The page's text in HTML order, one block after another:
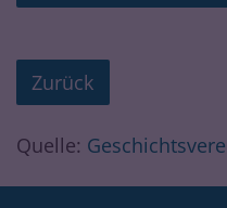
Zurück
Quelle: